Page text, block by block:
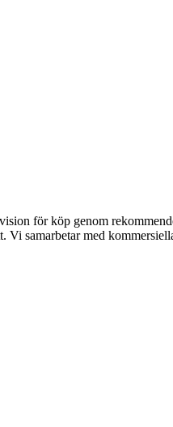
för köp genom
samarbetar med